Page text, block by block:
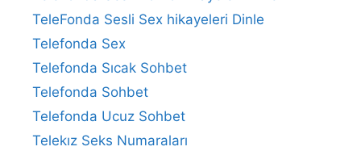
TeleFonda Sesli Sex hikayeleri Dinle
Telefonda Sex
Telefonda Sıcak Sohbet
Telefonda Sohbet
Telefonda Ucuz Sohbet
Telekız Seks Numaraları